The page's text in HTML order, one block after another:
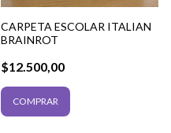
CARPETA ESCOLAR ITALIAN
BRAINROT
$12.500,00